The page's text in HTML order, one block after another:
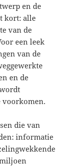
en de
kort: alle
van de
een leek
van de
en de
voorkomen.
die van
informatie